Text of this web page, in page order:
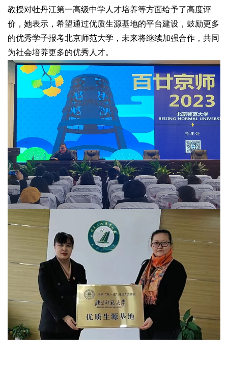
教授对牡丹江第一高级中学人才培养等方面给予了高度评
价，她表示，希望通过优质生源基地的平台建设，鼓励更多
的优秀学子报考北京师范大学，未来将继续加强合作，共同
为社会培养更多的优秀人才。